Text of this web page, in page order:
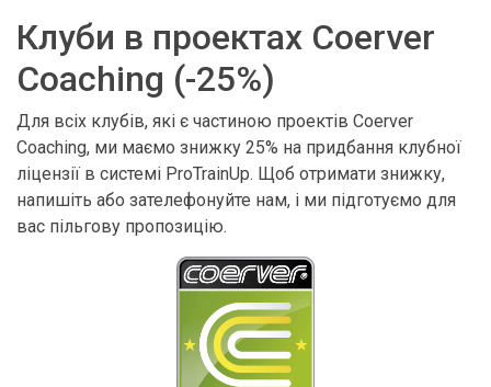
Клуби в проектах Coerver
Coaching (-25%)
Для всіх клубів, які є частиною проектів Coerver
Coaching, ми маємо знижку 25% на придбання клубної
ліцензії в системі ProTrainUp. Щоб отримати знижку,
напишіть або зателефонуйте нам, і ми підготуємо для
вас пільгову пропозицію.